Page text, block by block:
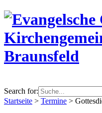
Search for:
Startseite > Termine >